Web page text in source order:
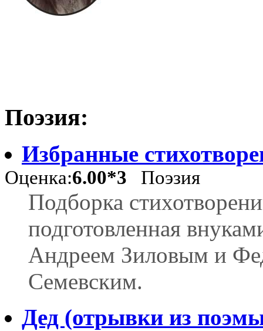
Поэзия:
Избранные
Оценка:6.00*3 Поэзия
Подборка
подготовленная
Андреем Зиловым и
Семевским.
Дед (отрывки из